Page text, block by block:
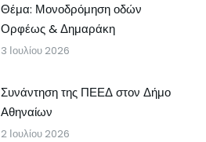
Θέμα: Μονοδρόμηση οδών
Ορφέως & Δημαράκη
3 Ιουλίου 2026
Συνάντηση της ΠΕΕΔ στον Δήμο
Αθηναίων
2 Ιουλίου 2026